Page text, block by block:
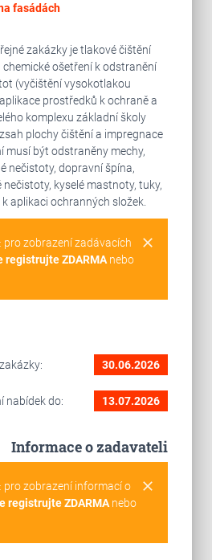
fasádách
zakázky je tlakové čištění
ošetření k odstranění
(vyčištění vysokotlakou
prostředků k ochraně a
komplexu základní školy
plochy čištění a impregnace
musí být odstraněny mechy,
nečistoty, dopravní špína,
kyselé mastnoty, tuky,
aplikaci ochranných složek.
clear
pro zobrazení zadávacích
registrujte ZDARMAnebo
30.06.2026
nabídek do: 13.07.2026
Informace o zadavateli
clear
pro zobrazení informací o
registrujte ZDARMAnebo